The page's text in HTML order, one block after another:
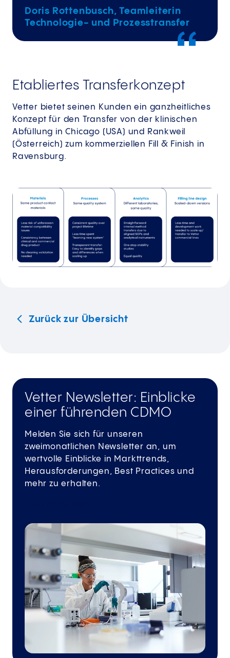
Doris Rottenbusch, Teamleiterin
Technologie- und Prozesstransfer
Etabliertes Transferkonzept
Vetter bietet seinen Kunden ein ganzheitliches
Konzept für den Transfer von der klinischen
Abfüllung in Chicago (USA) und Rankweil
(Österreich) zum kommerziellen Fill & Finish in
Ravensburg.
Zurück zur Übersicht
Vetter Newsletter: Einblicke
einer führenden CDMO
Melden Sie sich für unseren
zweimonatlichen Newsletter an, um
wertvolle Einblicke in Markttrends,
Herausforderungen, Best Practices und
mehr zu erhalten.